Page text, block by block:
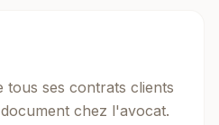
tous ses contrats clients
chez l'avocat.